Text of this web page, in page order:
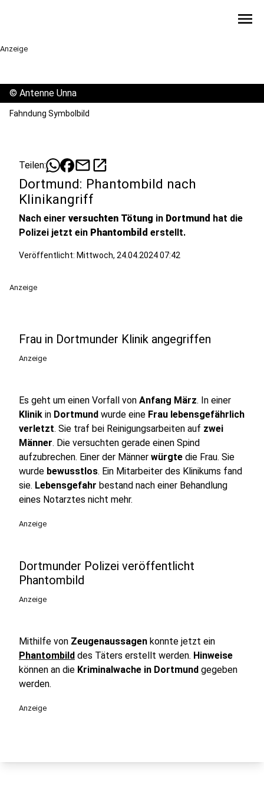
menu
Anzeige
© Antenne Unna
Fahndung Symbolbild
Teilen: mailopen_in_new
Dortmund: Phantombild nach
Klinikangriff
Nach einer versuchten Tötung in Dortmund hat die
Polizei jetzt ein Phantombild erstellt.
Veröffentlicht: Mittwoch, 24.04.2024 07:42
Anzeige
Frau in Dortmunder Klinik angegriffen
Anzeige
Es geht um einen Vorfall von Anfang März. In einer
Klinik in Dortmund wurde eine Frau lebensgefährlich
verletzt. Sie traf bei Reinigungsarbeiten auf zwei
Männer. Die versuchten gerade einen Spind
aufzubrechen. Einer der Männer würgte die Frau. Sie
wurde bewusstlos. Ein Mitarbeiter des Klinikums fand
sie. Lebensgefahr bestand nach einer Behandlung
eines Notarztes nicht mehr.
Anzeige
Dortmunder Polizei veröffentlicht
Phantombild
Anzeige
Mithilfe von Zeugenaussagen konnte jetzt ein
Phantombild des Täters erstellt werden. Hinweise
können an die Kriminalwache in Dortmund gegeben
werden.
Anzeige